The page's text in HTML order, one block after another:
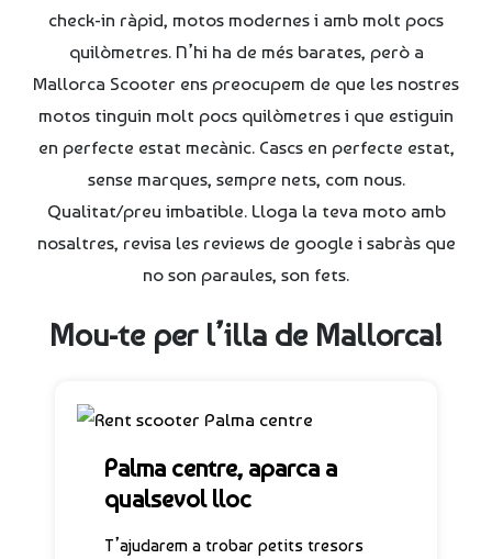
check-in ràpid, motos modernes i amb molt pocs
quilòmetres. N’hi ha de més barates, però a
Mallorca Scooter ens preocupem de que les nostres
motos tinguin molt pocs quilòmetres i que estiguin
en perfecte estat mecànic. Cascs en perfecte estat,
sense marques, sempre nets, com nous.
Qualitat/preu imbatible. Lloga la teva moto amb
nosaltres, revisa les reviews de google i sabràs que
no son paraules, son fets.
Mou-te per l’illa de Mallorca!
Palma centre, aparca a
qualsevol lloc
T’ajudarem a trobar petits tresors